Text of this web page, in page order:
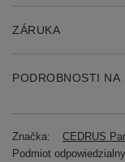
ZÁRUKA
PODROBNOSTI NA
Značka:
CEDRUS
Podmiot